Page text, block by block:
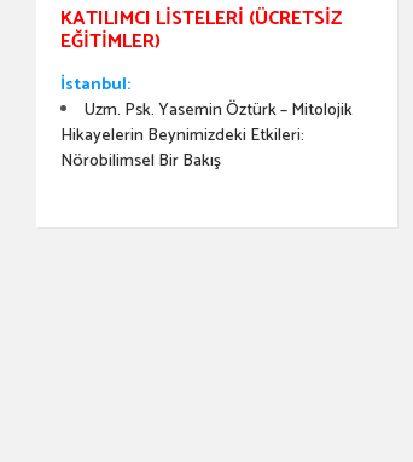
KATILIMCI LISTELERI (ÜCRETSIZ
EĞITIMLER)
İstanbul:
Uzm. Psk. Yasemin Öztürk – Mitolojik
Hikayelerin Beynimizdeki Etkileri:
Nörobilimsel Bir Bakış